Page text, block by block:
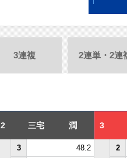
3連複 2連単・2連
2 三宅 潤 3
3 48.2
2